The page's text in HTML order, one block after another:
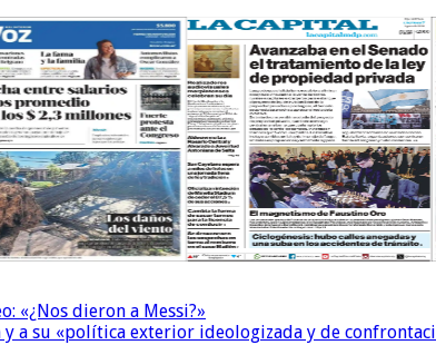
«¿Nos dieron a Messi?»
a su «política exterior ideologizada y de